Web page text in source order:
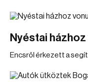
Nyéstai
Encsről érkezett a